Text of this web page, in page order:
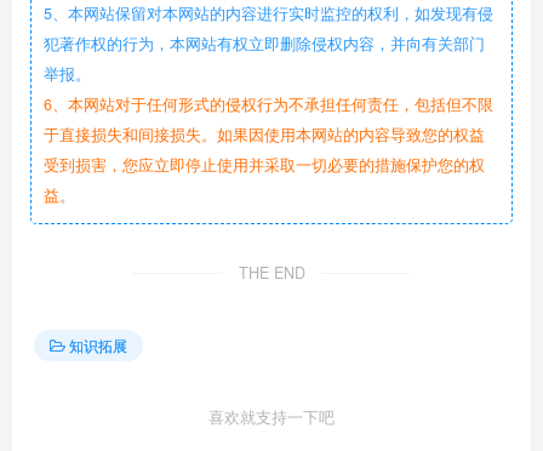
5、本网站保留对本网站的内容进行实时监控的权利，如发现有侵
犯著作权的行为，本网站有权立即删除侵权内容，并向有关部门
举报。
6、本网站对于任何形式的侵权行为不承担任何责任，包括但不限
于直接损失和间接损失。如果因使用本网站的内容导致您的权益
受到损害，您应立即停止使用并采取一切必要的措施保护您的权
益。
THE END
知识拓展
喜欢就支持一下吧